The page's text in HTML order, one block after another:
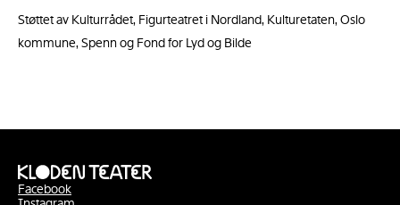
Støttet av Kulturrådet, Figurteatret i Nordland, Kulturetaten, Oslo
kommune, Spenn og Fond for Lyd og Bilde
Facebook